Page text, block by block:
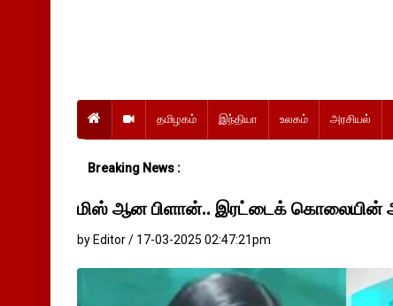
தமிழகம் இந்தியா உலகம் அரசியல்
Breaking News :
மிஸ் ஆன பிளான்.. இரட்டைக் கொலையின்
by Editor / 17-03-2025 02:47:21pm